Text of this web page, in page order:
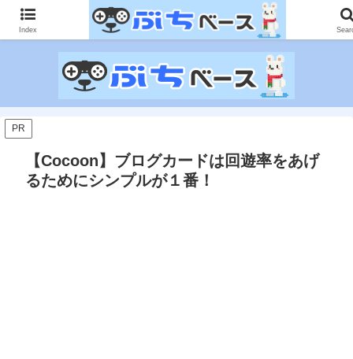
ゲームに課金して得た情報をゲーム記事に仕上げて、収益以上の課金をする無
限機関サイトです。
PR
【Cocoon】ブログカードは回遊率をあげ
るためにシンプルが１番！
Index